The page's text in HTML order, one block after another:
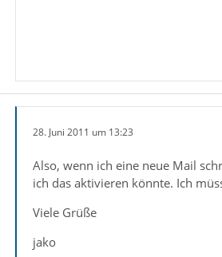
28. Juni 2011 um 13:23
Also, wenn ich eine neue Mail
ich das aktivieren könnte. Ich
Viele Grüße
jako